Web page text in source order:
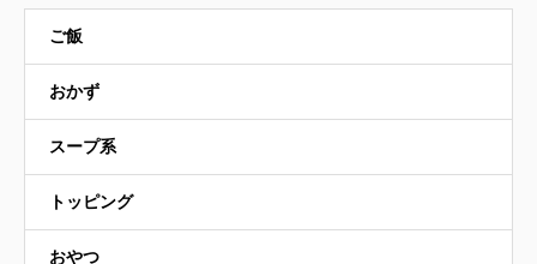
ご飯
おかず
スープ系
トッピング
おやつ